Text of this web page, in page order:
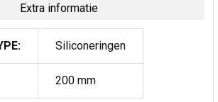
Extra informatie
Siliconeringen
200 mm